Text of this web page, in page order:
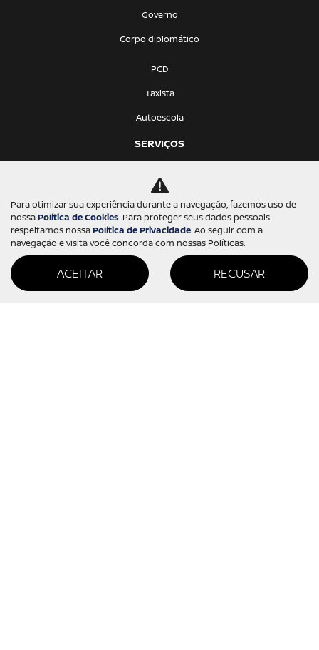
Governo
Corpo diplomático
PCD
Taxista
Autoescola
SERVIÇOS
Peças e Acessórios
Recall
Revisão
Oficina mecânica
Para otimizar sua experiência durante a navegação, fazemos uso de
nossaPolítica de Cookies. Para proteger seus dados pessoais
respeitamos nossaPolítica de Privacidade. Ao seguir com a
navegação e visita você concorda com nossas Políticas.
ACEITAR RECUSAR